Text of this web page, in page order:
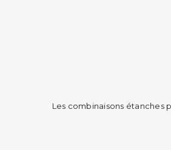
Les combinaisons étanches